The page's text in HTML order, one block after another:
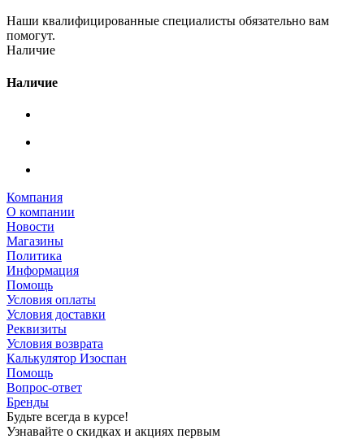
Наши квалифицированные специалисты обязательно вам
помогут.
Наличие
Наличие
Компания
О компании
Новости
Магазины
Политика
Информация
Помощь
Условия оплаты
Условия доставки
Реквизиты
Условия возврата
Калькулятор Изоспан
Помощь
Вопрос-ответ
Бренды
Будьте всегда в курсе!
Узнавайте о скидках и акциях первым